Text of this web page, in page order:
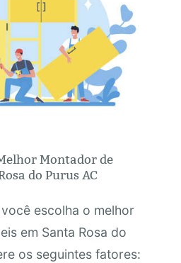
Montador de
do Purus AC
escolha o melhor
em Santa Rosa do
os seguintes fatores: